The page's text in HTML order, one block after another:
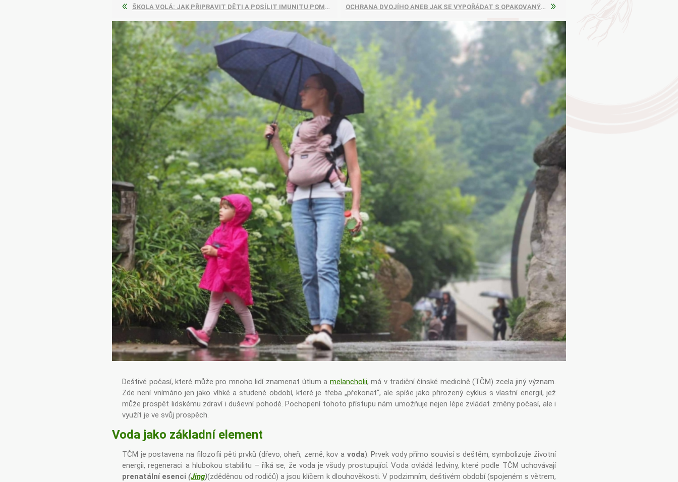
Pharma
kořenář
AYURVEDA
G&G
Vitamins
Ecce Vita
s.r.o.
Lavylites
Bylinné
kapky
Lakshmi-
Narayan
Mattisson
ŠKOLA VOLÁ: JAK PŘIPRAVIT DĚTI A POSÍLIT IMUNITU POMOCÍ BYLINEK A ČÍNSKÉ MEDICÍNY OCHRANA DVOJÍHO ANEB JAK SE VYPOŘÁDAT S OPAKOVANÝMI NEMOCEMI
Deštivé počasí, které může pro mnoho lidí znamenat útlum a melancholii, má v tradiční čínské medicíně (TČM) zcela jiný význam.
Zde není vnímáno jen jako vlhké a studené období, které je třeba „překonat“, ale spíše jako přirozený cyklus s vlastní energií, jež
může prospět lidskému zdraví i duševní pohodě. Pochopení tohoto přístupu nám umožňuje nejen lépe zvládat změny počasí, ale i
využít je ve svůj prospěch.
Voda jako základní element
TČM je postavena na filozofii pěti prvků (dřevo, oheň, země, kov a voda). Prvek vody přímo souvisí s deštěm, symbolizuje životní
energii, regeneraci a hlubokou stabilitu – říká se, že voda je všudy prostupující. Voda ovládá ledviny, které podle TČM uchovávají
prenatální esenci(Jing)(zděděnou od rodičů) a jsou klíčem k dlouhověkosti. V podzimním, deštivém období (spojeném s větrem,